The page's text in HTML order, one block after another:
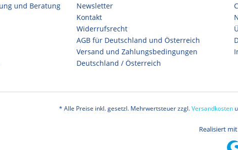
und Beratung
Newsletter
Kontakt
Widerrufsrecht
AGB für Deutschland und Österreich
Versand und Zahlungsbedingungen
Deutschland / Österreich
* Alle Preise inkl. gesetzl. Mehrwertsteuer zzgl.Versandkosten
Realisiert